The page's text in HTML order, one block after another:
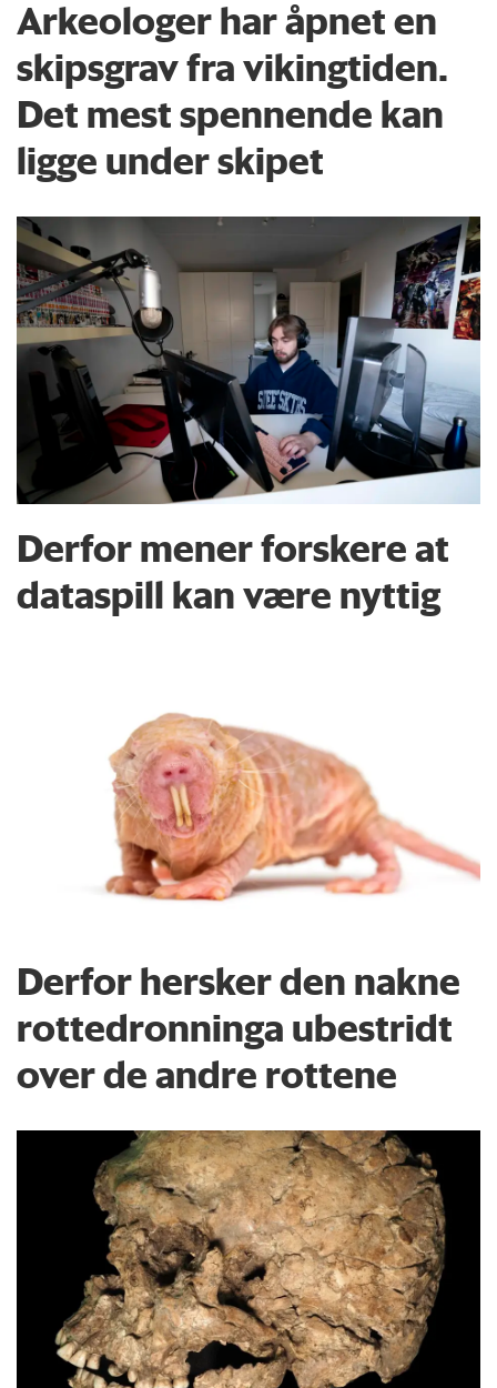
Arkeologer har åpnet en
skipsgrav fra vikingtiden.
Det mest spennende kan
ligge under skipet
Derfor mener forskere at
dataspill kan være nyttig
Derfor hersker den nakne
rottedronninga ubestridt
over de andre rottene